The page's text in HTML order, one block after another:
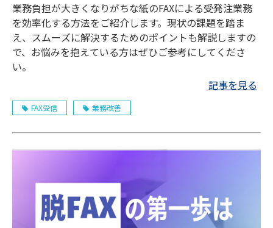
業務負担が大きくなりがちな紙のFAXによる受発注業務
を効率化する方法をご紹介します。現状の課題を踏ま
え、スムーズに解決するためのポイントも解説しますの
で、お悩みを抱えている方はぜひご参考にしてくださ
い。
記事を見る
FAX受信 業務改善